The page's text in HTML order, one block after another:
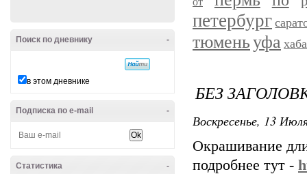
-
Поиск по дневнику
в этом дневнике
-
Подписка по e-mail
-
Статистика
петербург
тюменьуфа
БЕЗ
Воскресенье, 13
Окрашивание
подробнее тут -